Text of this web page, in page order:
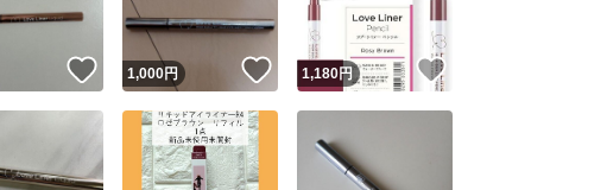
いいね！
1,000円 いいね！
1,180円